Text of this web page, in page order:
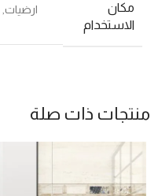
مكان
الاستخدام
ارضيات
منتجات ذات صلة